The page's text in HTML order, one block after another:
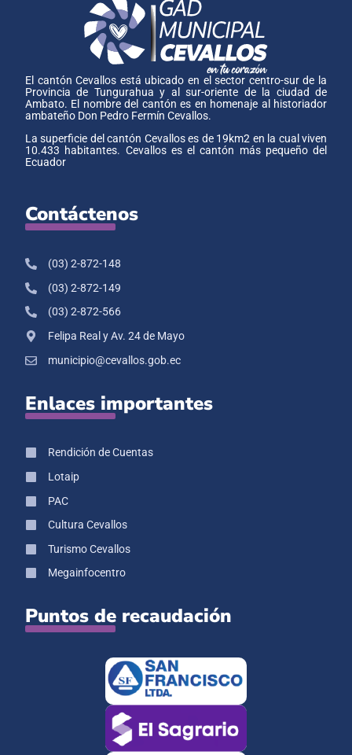
El cantón Cevallos está ubicado en el sector centro-sur de la
Provincia de Tungurahua y al sur-oriente de la ciudad de
Ambato. El nombre del cantón es en homenaje al historiador
ambateño Don Pedro Fermín Cevallos.
La superficie del cantón Cevallos es de 19km2 en la cual viven
10.433 habitantes. Cevallos es el cantón más pequeño del
Ecuador
Contáctenos
(03) 2-872-148
(03) 2-872-149
(03) 2-872-566
Felipa Real y Av. 24 de Mayo
municipio@cevallos.gob.ec
Enlaces importantes
Rendición de Cuentas
Lotaip
PAC
Cultura Cevallos
Turismo Cevallos
Megainfocentro
Puntos de recaudación